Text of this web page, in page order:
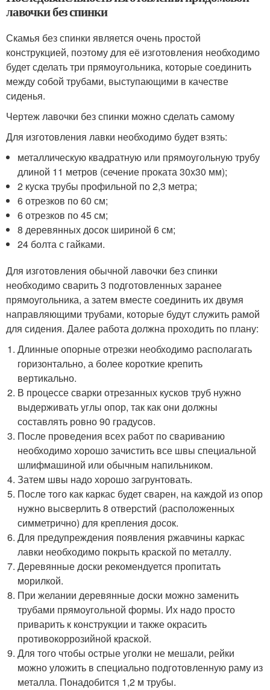
лавочки без спинки
Скамья без спинки является очень простой
конструкцией, поэтому для её изготовления необходимо
будет сделать три прямоугольника, которые соединить
между собой трубами, выступающими в качестве
сиденья.
Чертеж лавочки без спинки можно сделать самому
Для изготовления лавки необходимо будет взять:
металлическую квадратную или прямоугольную трубу
длиной 11 метров (сечение проката 30х30 мм);
2 куска трубы профильной по 2,3 метра;
6 отрезков по 60 см;
6 отрезков по 45 см;
8 деревянных досок шириной 6 см;
24 болта с гайками.
Для изготовления обычной лавочки без спинки
необходимо сварить 3 подготовленных заранее
прямоугольника, а затем вместе соединить их двумя
направляющими трубами, которые будут служить рамой
для сидения. Далее работа должна проходить по плану:
Длинные опорные отрезки необходимо располагать
горизонтально, а более короткие крепить
вертикально.
В процессе сварки отрезанных кусков труб нужно
выдерживать углы опор, так как они должны
составлять ровно 90 градусов.
После проведения всех работ по свариванию
необходимо хорошо зачистить все швы специальной
шлифмашиной или обычным напильником.
Затем швы надо хорошо загрунтовать.
После того как каркас будет сварен, на каждой из опор
нужно высверлить 8 отверстий (расположенных
симметрично) для крепления досок.
Для предупреждения появления ржавчины каркас
лавки необходимо покрыть краской по металлу.
Деревянные доски рекомендуется пропитать
морилкой.
При желании деревянные доски можно заменить
трубами прямоугольной формы. Их надо просто
приварить к конструкции и также окрасить
противокоррозийной краской.
Для того чтобы острые уголки не мешали, рейки
можно уложить в специально подготовленную раму из
металла. Понадобится 1,2 м трубы.